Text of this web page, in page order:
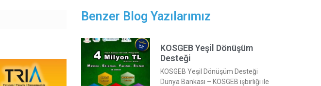
Benzer Blog Yazılarımız
KOSGEB Yeşil Dönüşüm
Desteği
KOSGEB Yeşil Dönüşüm Desteği
Dünya Bankası – KOSGEB işbirliği ile